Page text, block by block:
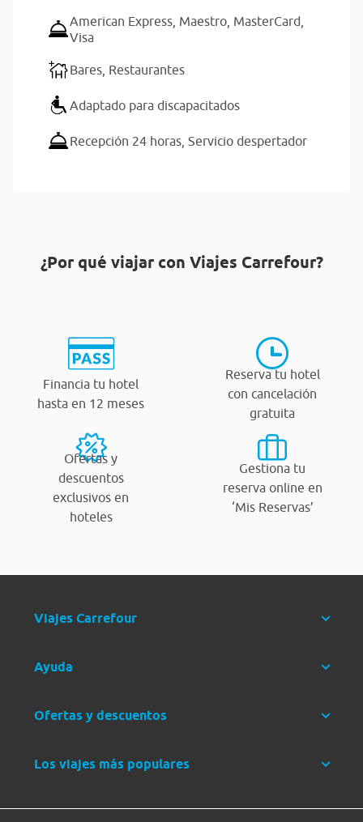
American Express, Maestro, MasterCard,
Visa
Bares, Restaurantes
Adaptado para discapacitados
Recepción 24 horas, Servicio despertador
¿Por qué viajar con Viajes Carrefour?
Financia tu hotel
hasta en 12 meses
Reserva tu hotel
con cancelación
gratuita
Ofertas y
descuentos
exclusivos en
hoteles
Gestiona tu
reserva online en
‘Mis Reservas’
Viajes Carrefour
Ayuda
Ofertas y descuentos
Los viajes más populares